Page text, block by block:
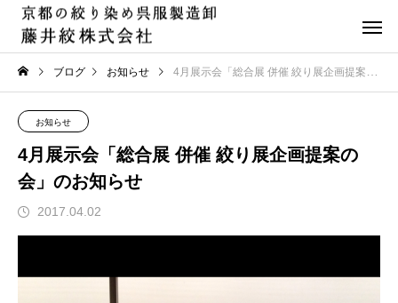
ブログ お知らせ 4月展示会「総合展 併催 絞り展企画提案の会」のお知らせ
お知らせ
4月展示会「総合展 併催 絞り展企画提案の
会」のお知らせ
2017.04.02